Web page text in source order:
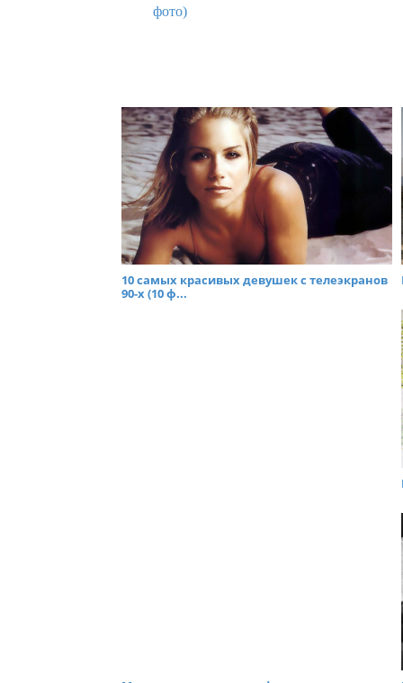
фото)
10 самых красивых девушек с телеэкранов
90-х (10 ф...